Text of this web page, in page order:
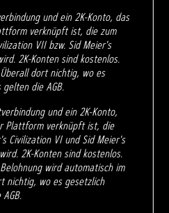
und ein 2K-Konto, das
verknüpft ist, die zum
VII bzw. Sid Meier's
2K-Konten sind kostenlos.
dort nichtig, wo es
die AGB.
und ein 2K-Konto,
Plattform verknüpft ist, die
Civilization VI und Sid Meier's
2K-Konten sind kostenlos.
wird automatisch im
nichtig, wo es gesetzlich